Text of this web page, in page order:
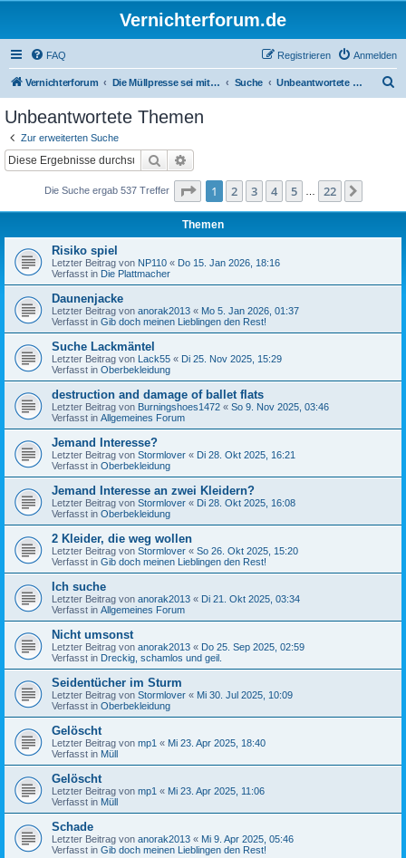
Vernichterforum.de
FAQ Anmelden
Registrieren
Vernichterforum Die Müllpresse sei mit Dir... Suche Unbeantwortete Themen
Unbeantwortete Themen
Zur erweiterten Suche
Suche
Die Suche ergab 537 Treffer Seite 1von 22
1 2 3 4 5 22
Themen
Risiko spiel
Letzter Beitrag von NP110 « Do 15. Jan 2026, 18:16
Verfasst in Die Plattmacher
Daunenjacke
Letzter Beitrag von anorak2013 « Mo 5. Jan 2026, 01:37
Verfasst in Gib doch meinen Lieblingen den Rest!
Suche Lackmäntel
Letzter Beitrag von Lack55 « Di 25. Nov 2025, 15:29
Verfasst in Oberbekleidung
destruction and damage of ballet flats
Letzter Beitrag von Burningshoes1472 « So 9. Nov 2025, 03:46
Verfasst in Allgemeines Forum
Jemand Interesse?
Letzter Beitrag von Stormlover « Di 28. Okt 2025, 16:21
Verfasst in Oberbekleidung
Jemand Interesse an zwei Kleidern?
Letzter Beitrag von Stormlover « Di 28. Okt 2025, 16:08
Verfasst in Oberbekleidung
2 Kleider, die weg wollen
Letzter Beitrag von Stormlover « So 26. Okt 2025, 15:20
Verfasst in Gib doch meinen Lieblingen den Rest!
Ich suche
Letzter Beitrag von anorak2013 « Di 21. Okt 2025, 03:34
Verfasst in Allgemeines Forum
Nicht umsonst
Letzter Beitrag von anorak2013 « Do 25. Sep 2025, 02:59
Verfasst in Dreckig, schamlos und geil.
Seidentücher im Sturm
Letzter Beitrag von Stormlover « Mi 30. Jul 2025, 10:09
Verfasst in Oberbekleidung
Gelöscht
Letzter Beitrag von mp1 « Mi 23. Apr 2025, 18:40
Verfasst in Müll
Gelöscht
Letzter Beitrag von mp1 « Mi 23. Apr 2025, 11:06
Verfasst in Müll
Schade
Letzter Beitrag von anorak2013 « Mi 9. Apr 2025, 05:46
Verfasst in Gib doch meinen Lieblingen den Rest!